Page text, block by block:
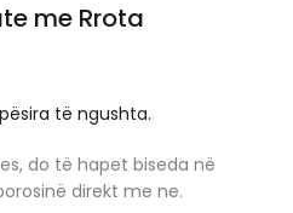
me Rrota
të ngushta.
do të hapet biseda në
direkt me ne.